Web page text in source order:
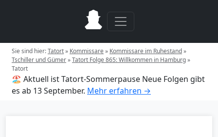
Sie sind hier:Tatort» Kommissare» Kommissare im Ruhestand»
Tschiller und Gümer»Tatort Folge 865: Willkommen in Hamburg»
Tatort
🏖️ Aktuell ist Tatort-Sommerpause Neue Folgen gibt
es ab 13 September. Mehr erfahren →